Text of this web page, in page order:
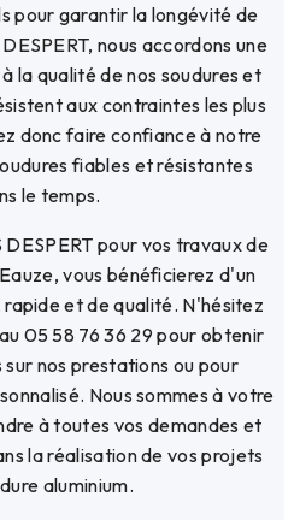
pour garantir la longévité de
nous accordons une
la qualité de nos soudures et
aux contraintes les plus
donc faire confiance à notre
fiables et résistantes
le temps.
pour vos travaux de
vous bénéficierez d'un
et de qualité. N'hésitez
05 58 76 36 29 pour obtenir
nos prestations ou pour
Nous sommes à votre
à toutes vos demandes et
la réalisation de vos projets
aluminium.